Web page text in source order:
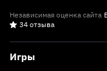
Независимая оценка сайта
34 отзыва
Игры